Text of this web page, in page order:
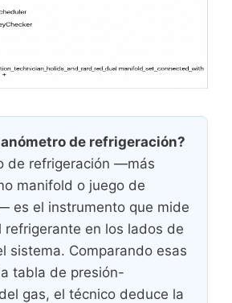
de refrigeración?
de refrigeración —más
manifold o juego de
es el instrumento que mide
refrigerante en los lados de
sistema. Comparando esas
tabla de presión-
gas, el técnico deduce la